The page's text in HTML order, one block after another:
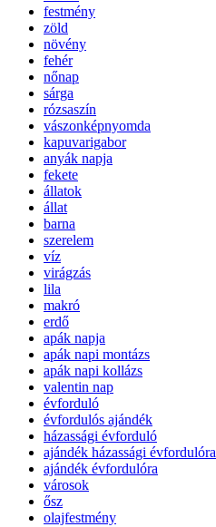
festmény
zöld
növény
fehér
nőnap
sárga
rózsaszín
vászonképnyomda
kapuvarigabor
anyák napja
fekete
állatok
állat
barna
szerelem
víz
virágzás
lila
makró
erdő
apák napja
apák napi montázs
apák napi kollázs
valentin nap
évforduló
évfordulós ajándék
házassági évforduló
ajándék házassági évfordulóra
ajándék évfordulóra
városok
ősz
olajfestmény